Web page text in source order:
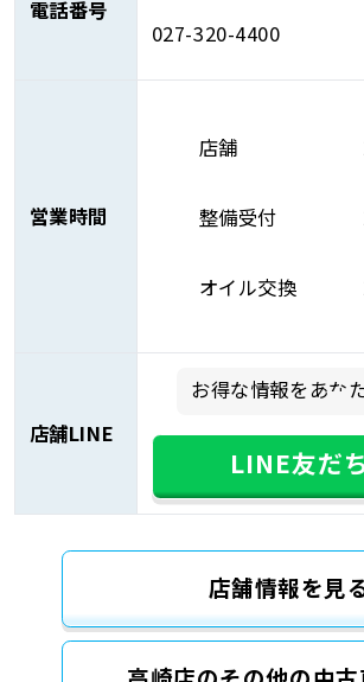
電話番号
027-320-4400
営業時間
店舗
整備受付
オイル交換
店舗LINE
お得な情報をあな
LINE友だ
店舗情報を見